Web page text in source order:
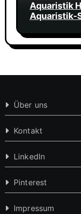
Aquaristik
Aquaristik-
Über uns
Kontakt
LinkedIn
Pinterest
Impressum